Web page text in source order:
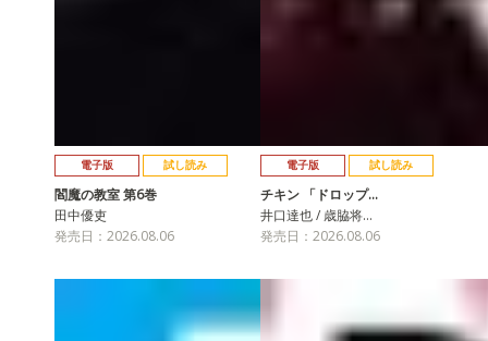
電子版 試し読み
閻魔の教室 第6巻
田中優吏
発売日：2026.08.06
電子版 試し読み
チキン 「ドロップ…
井口達也 / 歳脇将…
発売日：2026.08.06